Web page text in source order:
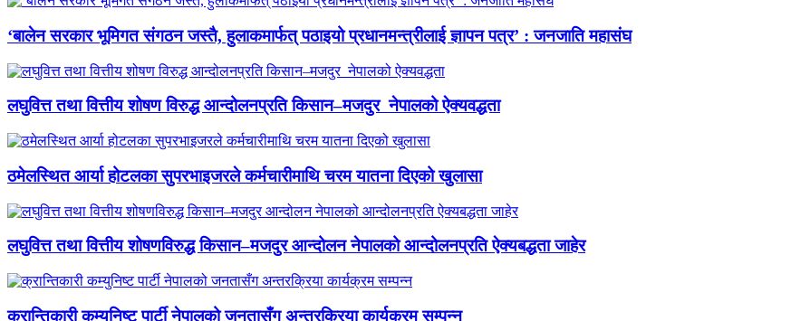
‘बालेन सरकार भूमिगत संगठन जस्तै, हुलाकमार्फत् पठाइयो प्रधानमन्त्रीलाई ज्ञापन पत्र’ : जनजाति महासंघ
लघुवित्त तथा वित्तीय शोषण विरुद्ध आन्दोलनप्रति किसान–मजदुर नेपालको ऐक्यवद्धता
ठमेलस्थित आर्या होटलका सुपरभाइजरले कर्मचारीमाथि चरम यातना दिएको खुलासा
लघुवित्त तथा वित्तीय शोषणविरुद्ध किसान–मजदुर आन्दोलन नेपालको आन्दोलनप्रति ऐक्यबद्धता जाहेर
क्रान्तिकारी कम्युनिष्ट पार्टी नेपालको जनतासँग अन्तरक्रिया कार्यक्रम सम्पन्न